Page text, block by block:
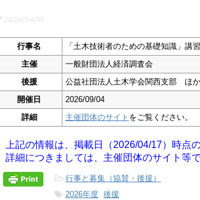
2026/04/17
行事名
「土木技術者のための基礎知識」講
主催
一般財団法人経済調査会
後援
公益社団法人土木学会関西支部 ほか
開催日
2026/09/04
詳細
主催団体のサイト をご覧ください。
上記の情報は、掲載日（2026/04/17）時点の
詳細につきましては、主催団体のサイト等で
-行事と募集（協賛・後援）
-2026年度, 後援